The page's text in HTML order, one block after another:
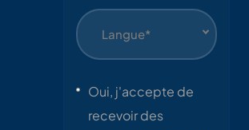
Langue*
Oui, j'accepte de
recevoir des